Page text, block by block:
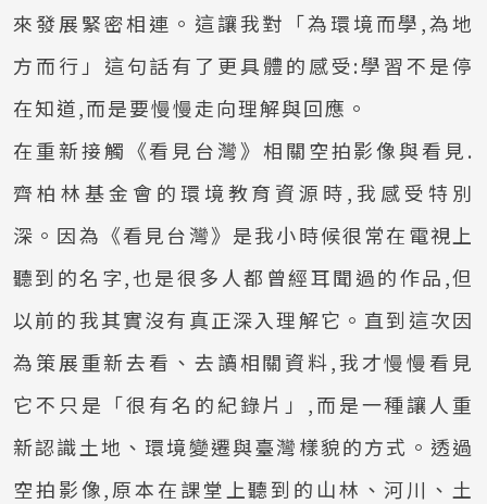
來發展緊密相連。這讓我對「為環境而學,為地
方而行」這句話有了更具體的感受:學習不是停
在知道,而是要慢慢走向理解與回應。
在重新接觸《看見台灣》相關空拍影像與看見.
齊柏林基金會的環境教育資源時,我感受特別
深。因為《看見台灣》是我小時候很常在電視上
聽到的名字,也是很多人都曾經耳聞過的作品,但
以前的我其實沒有真正深入理解它。直到這次因
為策展重新去看、去讀相關資料,我才慢慢看見
它不只是「很有名的紀錄片」,而是一種讓人重
新認識土地、環境變遷與臺灣樣貌的方式。透過
空拍影像,原本在課堂上聽到的山林、河川、土